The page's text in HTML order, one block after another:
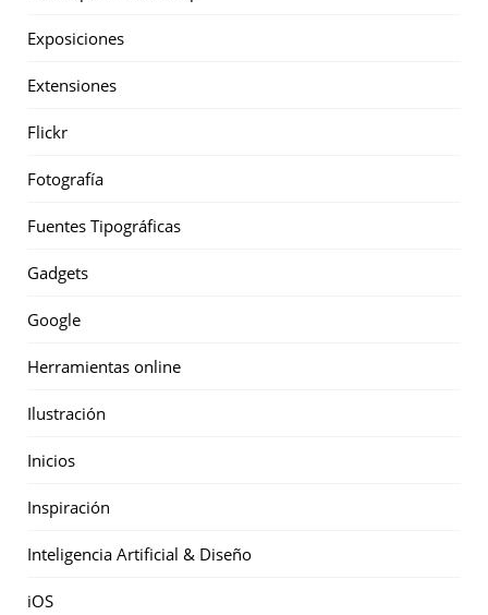
Exposiciones
Extensiones
Flickr
Fotografía
Fuentes Tipográficas
Gadgets
Google
Herramientas online
Ilustración
Inicios
Inspiración
Inteligencia Artificial & Diseño
iOS